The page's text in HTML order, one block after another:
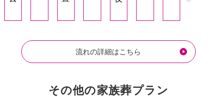
流れの詳細はこちら
その他の家族葬プラン